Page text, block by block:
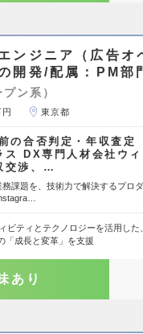
ンジニア（広告オ
開発/配属：PM部
ン系）
東京都
合否判定・年収査定
ス DX専門人材会社ウィ
交渉、…
課題を、技術力で解決するプロ
ビティとテクノロジーを活用した
「成長と変革」を支援
あり